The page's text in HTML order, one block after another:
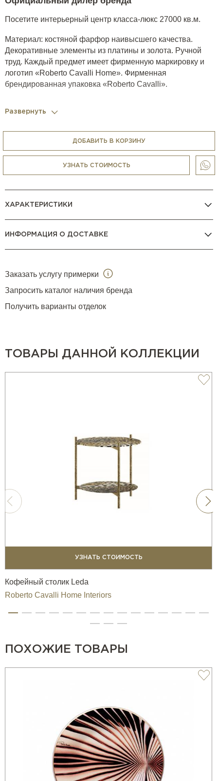
Посетите интерьерный центр класса-люкс 27000 кв.м.
Материал: костяной фарфор наивысшего качества.
Декоративные элементы из платины и золота. Ручной
труд. Каждый предмет имеет фирменную маркировку и
логотип «Roberto Cavalli Home». Фирменная
брендированная упаковка «Roberto Cavalli».
Развернуть
ДОБАВИТЬ В КОРЗИНУ
УЗНАТЬ СТОИМОСТЬ
ХАРАКТЕРИСТИКИ
ИНФОРМАЦИЯ О ДОСТАВКЕ
Заказать услугу примерки
Запросить каталог наличия бренда
Получить варианты отделок
ТОВАРЫ ДАННОЙ КОЛЛЕКЦИИ
УЗНАТЬ СТОИМОСТЬ
Кофейный столик Leda
Roberto Cavalli Home Interiors
ПОХОЖИЕ ТОВАРЫ